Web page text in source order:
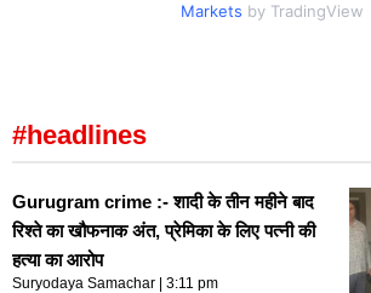
Markets by TradingView
#headlines
Gurugram crime :- शादी के तीन महीने बाद
रिश्ते का खौफनाक अंत, प्रेमिका के लिए पत्नी की
हत्या का आरोप
Suryodaya Samachar 3:11 pm